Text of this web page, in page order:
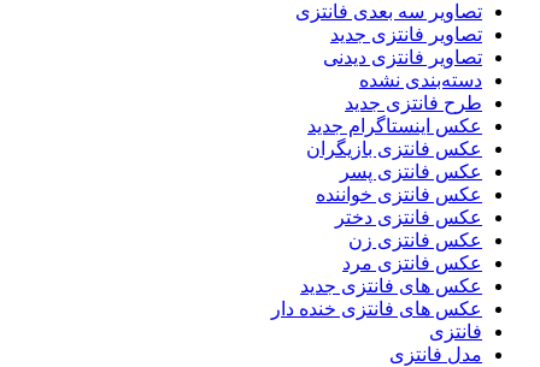
تصاویر سه بعدی فانتزی
تصاویر فانتزی جدید
تصاویر فانتزی دیدنی
دسته‌بندی نشده
طرح فانتزی جدید
عکس اینستاگرام جدید
عکس فانتزی بازیگران
عکس فانتزی پسر
عکس فانتزی خواننده
عکس فانتزی دختر
عکس فانتزی زن
عکس فانتزی مرد
عکس های فانتزی جدید
عکس های فانتزی خنده دار
فانتزی
مدل فانتزی